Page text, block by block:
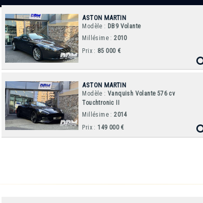
BENTLEY
Azure 2006
Continental GT
Mulliner
2014
Continental GTC
BMW
635 CSI GrA 1985
2018
350
GORDINI
T16 6 Cylindres
LAMBORGHINI
Countach 25°
Miura P400 1967
B20 Aurelia GT 2500
ASTON MARTIN
Modèle : DB9 Volante
Millésime :2010
Prix : 85 000 €
ASTON MARTIN
Modèle : Vanquish Volante 576 cv
Touchtronic II
Millésime :2014
Prix : 149 000 €